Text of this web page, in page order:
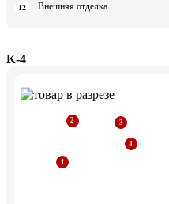
Внешняя отделка
К-4